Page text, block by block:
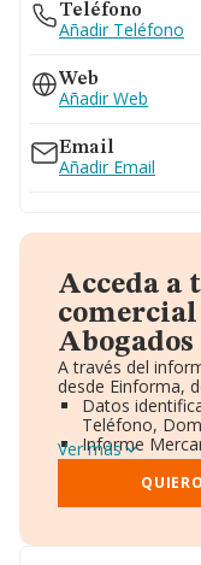
Teléfono
Añadir Teléfono
Web
Añadir Web
Email
Añadir Email
Acceda a
comercial
Abogados
A través del
desde Einforma,
Datos
Teléfono,
Informe
Gráficos de
Consejo de
Directivos y
Ver más